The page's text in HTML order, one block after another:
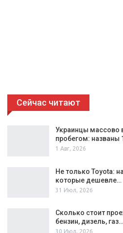
Сейчас читают
Украинцы массово
пробегом: названы
1 Авг, 2026
Не только Toyota:
которые дешевле…
31 Июл, 2026
Сколько стоит
бензин, дизель, газ…
30 Июл, 2026